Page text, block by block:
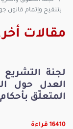
بتنقيح وإتمام قانون
مقالات
لجنة
المتعلّق
16410 قراءة